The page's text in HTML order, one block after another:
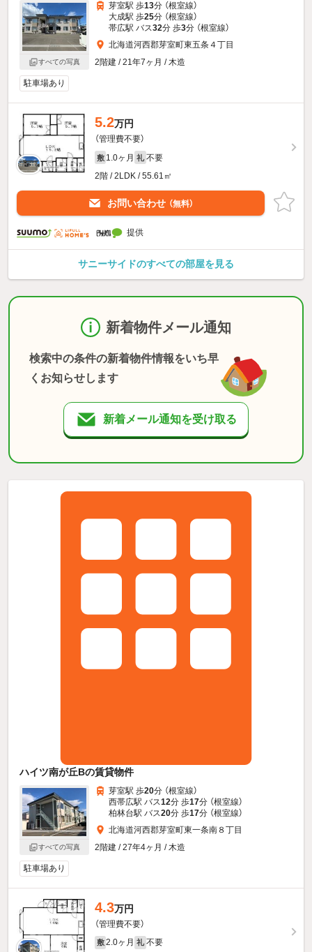
すべての写真
芽室駅 歩13分 （根室線）
大成駅 歩25分 （根室線）
帯広駅 バス32分 歩3分 （根室線）
北海道河西郡芽室町東五条４丁目
2階建 / 21年7ヶ月 / 木造
駐車場あり
5.2万円
（管理費不要）
敷 1.0ヶ月 礼 不要
2階 / 2LDK / 55.61㎡
お問い合わせ （無料）
提供
サニーサイドのすべての部屋を見る
新着物件メール通知
検索中の条件の新着物件情報をいち早
くお知らせします
新着メール通知を受け取る
ハイツ南が丘Bの賃貸物件
すべての写真
芽室駅 歩20分 （根室線）
西帯広駅 バス12分 歩17分 （根室線）
柏林台駅 バス20分 歩17分 （根室線）
北海道河西郡芽室町東一条南８丁目
2階建 / 27年4ヶ月 / 木造
駐車場あり
4.3万円
（管理費不要）
敷 2.0ヶ月 礼 不要